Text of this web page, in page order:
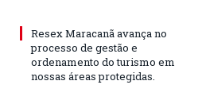
Resex Maracanã avança no
processo de gestão e
ordenamento do turismo em
nossas áreas protegidas.